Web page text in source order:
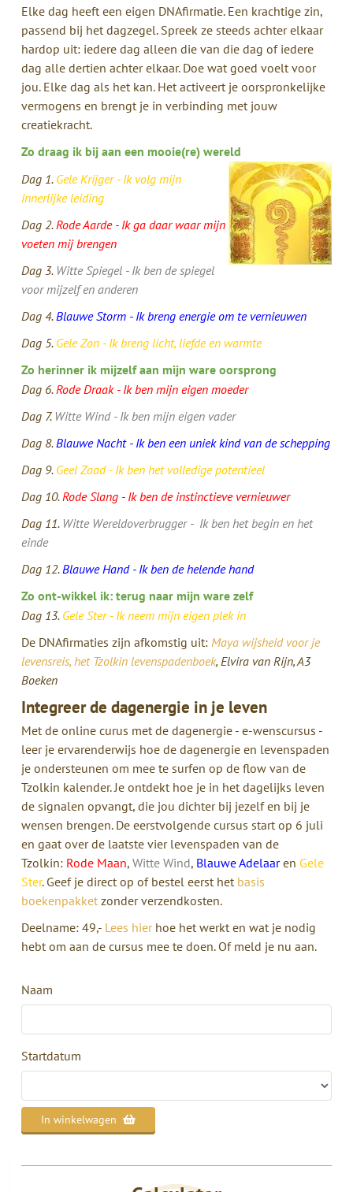
Elke dag heeft een eigen DNAfirmatie. Een krachtige zin,
passend bij het dagzegel. Spreek ze steeds achter elkaar
hardop uit: iedere dag alleen die van die dag of iedere
dag alle dertien achter elkaar. Doe wat goed voelt voor
jou. Elke dag als het kan. Het activeert je oorspronkelijke
vermogens en brengt je in verbinding met jouw
creatiekracht.
Zo draag ik bij aan een mooie(re) wereld
Dag 1. Gele Krijger - Ik volg mijn
innerlijke leiding
Dag 2. Rode Aarde - Ik ga daar waar mijn
voeten mij brengen
Dag 3. Witte Spiegel - Ik ben de spiegel
voor mijzelf en anderen
Dag 4. Blauwe Storm - Ik breng energie om te vernieuwen
Dag 5. Gele Zon - Ik breng licht, liefde en warmte
Zo herinner ik mijzelf aan mijn ware oorsprong
Dag 6. Rode Draak - Ik ben mijn eigen moeder
Dag 7. Witte Wind - Ik ben mijn eigen vader
Dag 8. Blauwe Nacht - Ik ben een uniek kind van de schepping
Dag 9. Geel Zaad - Ik ben het volledige potentieel
Dag 10. Rode Slang - Ik ben de instinctieve vernieuwer
Dag 11. Witte Wereldoverbrugger - Ik ben het begin en het
einde
Dag 12. Blauwe Hand - Ik ben de helende hand
Zo ont-wikkel ik: terug naar mijn ware zelf
Dag 13. Gele Ster - Ik neem mijn eigen plek in
De DNAfirmaties zijn afkomstig uit: Maya wijsheid voor je
levensreis, het Tzolkin levenspadenboek, Elvira van Rijn, A3
Boeken
Integreer de dagenergie in je leven
Met de online curus met de dagenergie - e-wenscursus -
leer je ervarenderwijs hoe de dagenergie en levenspaden
je ondersteunen om mee te surfen op de flow van de
Tzolkin kalender. Je ontdekt hoe je in het dagelijks leven
de signalen opvangt, die jou dichter bij jezelf en bij je
wensen brengen. De eerstvolgende cursus start op 6 juli
en gaat over de laatste vier levenspaden van de
Tzolkin: Rode Maan, Witte Wind, Blauwe Adelaaren Gele
Ster. Geef je direct op of bestel eerst het basis
boekenpakketzonder verzendkosten.
Deelname: 49,- Lees hierhoe het werkt en wat je nodig
hebt om aan de cursus mee te doen. Of meld je nu aan.
Naam
Startdatum
In winkelwagen